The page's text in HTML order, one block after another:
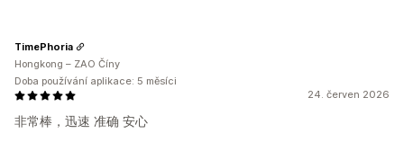
24. červen 2026
非常棒，迅速 准确 安心
TimePhoria
Hongkong – ZAO Číny
Doba používání aplikace: 5 měsíci